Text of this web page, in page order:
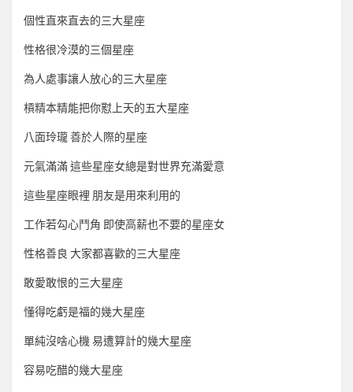
個性直來直去的三大星座
性格很冷漠的三個星座
為人處事讓人放心的三大星座
槓精本精能把你懟上天的五大星座
八面玲瓏 善於人際的星座
元氣滿滿 這些星座女總是對世界充滿愛意
這些星座眼裡 朋友是用來利用的
工作若勾心鬥角 即使高薪也不要的星座女
性格善良 大家都喜歡的三大星座
敢愛敢恨的三大星座
懂得吃虧是福的幾大星座
單純沒啥心機 易遭算計的幾大星座
容易吃醋的幾大星座